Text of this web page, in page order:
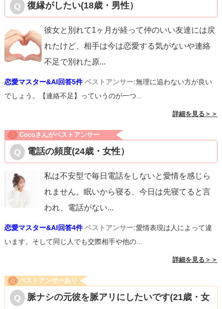
復縁がしたい(18歳・男性）
彼女と別れて1ヶ月が経って仲のいい友達には戻
れたけど、相手は今は恋愛する気がないや連絡
不足で別れた原...
恋愛マスター&AI回答5件 ベストアンサー:無理に追わない方が良い
でしょう。【連絡不足】っていうのが一つ...
詳細を見る＞＞
Cocoさんがベストアンサー
電話の頻度(24歳・女性）
私は不安型で毎日電話をしないと愛情を感じら
れません。眠いから寝る、今日は先寝てると言
われ、電話がない...
恋愛マスター&AI回答4件 ベストアンサー:愛情表現は人によって違
います。そして同じ人でも交際相手や他の...
詳細を見る＞＞
ベストアンサーあり
脈ナシの元彼を脈アリにしたいです(21歳・女